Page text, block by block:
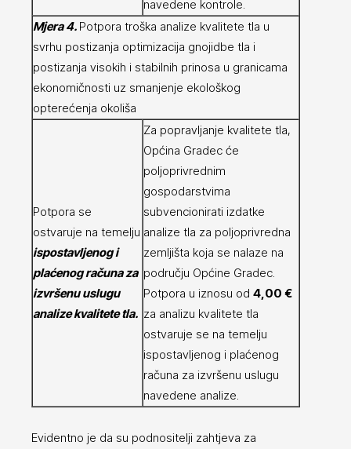
navedene kontrole.
Mjera 4. Potpora troška analize kvalitete tla u
svrhu postizanja optimizacija gnojidbe tla i
postizanja visokih i stabilnih prinosa u granicama
ekonomičnosti uz smanjenje ekološkog
opterećenja okoliša
Potpora se
ostvaruje na temelju
ispostavljenog i
plaćenog računa za
izvršenu uslugu
analize kvalitete tla.
Za popravljanje kvalitete tla,
Općina Gradec će
poljoprivrednim
gospodarstvima
subvencionirati izdatke
analize tla za poljoprivredna
zemljišta koja se nalaze na
području Općine Gradec.
Potpora u iznosu od 4,00 €
za analizu kvalitete tla
ostvaruje se na temelju
ispostavljenog i plaćenog
računa za izvršenu uslugu
navedene analize.
Evidentno je da su podnositelji zahtjeva za